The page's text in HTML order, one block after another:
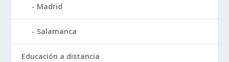
Madrid
Salamanca
Educación a distancia